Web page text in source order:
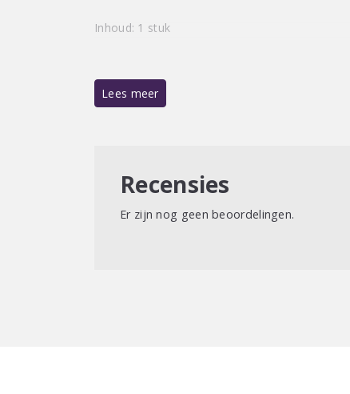
Inhoud: 1 stuk
• Extreme wijde weft
Mix twee kleuren om natuurlijk lijkende high-
Lees meer
Recensies
Er zijn nog geen beoordelingen.